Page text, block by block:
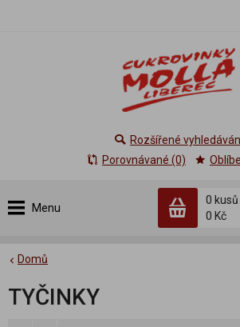
Menu
0 kusů
0 Kč
Rozšířené
Porovnávané (0)
Domů
TYČINKY